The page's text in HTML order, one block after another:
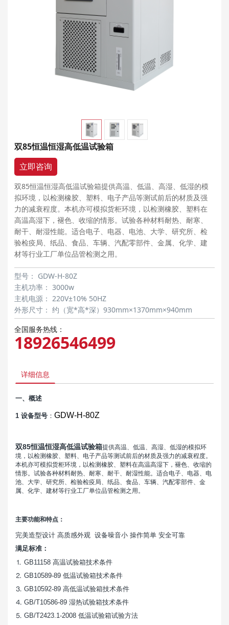
双85恒温恒湿高低温试验箱
立即咨询
双85恒温恒湿高低温试验箱提供高温、低温、高湿、低湿的模
拟环境，以检测橡胶、塑料、电子产品等测试前后的材质及强
力的减衰程度。本机亦可模拟货柜环境，以检测橡胶、塑料在
高温高湿下，褪色、收缩的情形。试验各种材料耐热、耐寒、
耐干、耐湿性能。适合电子、电器、电池、大学、研究所、检
验检疫局、纸品、食品、车辆、汽配零部件、金属、化学、建
材等行业工厂单位品管检测之用。
型号： GDW-H-80Z
主机功率： 3000w
主机电源： 220V±10% 50HZ
外形尺寸： 约（宽*高*深）930mm×1370mm×940mm
全国服务热线：
18926546499
详细信息
一、 概述
1 设备型号 ： GDW-H-80Z
双85恒温恒湿高低温试验箱提供高温、低温、高湿、低湿的模拟环
境，以检测橡胶、塑料、电子产品等测试前后的材质及强力的减衰程度。
本机亦可模拟货柜环境，以检测橡胶、塑料在高温高湿下，褪色、收缩的
情形。试验各种材料耐热、耐寒、耐干、耐湿性能。适合电子、电器、电
池、大学、研究所、检验检疫局、纸品、食品、车辆、汽配零部件、金
属、化学、建材等行业工厂单位品管检测之用。
主要功能和特点：
完美造型设计 高质感外观 设备噪音小 操作简单 安全可靠
满足标准：
⒈ GB11158 高温试验箱技术条件
⒉ GB10589-89 低温试验箱技术条件
⒊ GB10592-89 高低温试验箱技术条件
⒋ GB/T10586-89 湿热试验箱技术条件
⒌ GB/T2423.1-2008 低温试验箱试验方法